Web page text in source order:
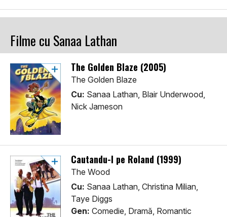
Filme cu Sanaa Lathan
The Golden Blaze (2005)
The Golden Blaze
Cu: Sanaa Lathan, Blair Underwood,
Nick Jameson
Cautandu-l pe Roland (1999)
The Wood
Cu: Sanaa Lathan, Christina Milian,
Taye Diggs
Gen: Comedie, Dramă, Romantic